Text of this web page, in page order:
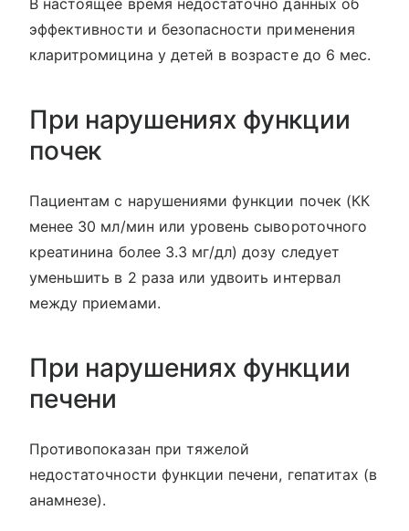
В настоящее время недостаточно данных об
эффективности и безопасности применения
кларитромицина у детей в возрасте до 6 мес.
При нарушениях функции
почек
Пациентам с нарушениями функции почек (КК
менее 30 мл/мин или уровень сывороточного
креатинина более 3.3 мг/дл) дозу следует
уменьшить в 2 раза или удвоить интервал
между приемами.
При нарушениях функции
печени
Противопоказан при тяжелой
недостаточности функции печени, гепатитах (в
анамнезе).